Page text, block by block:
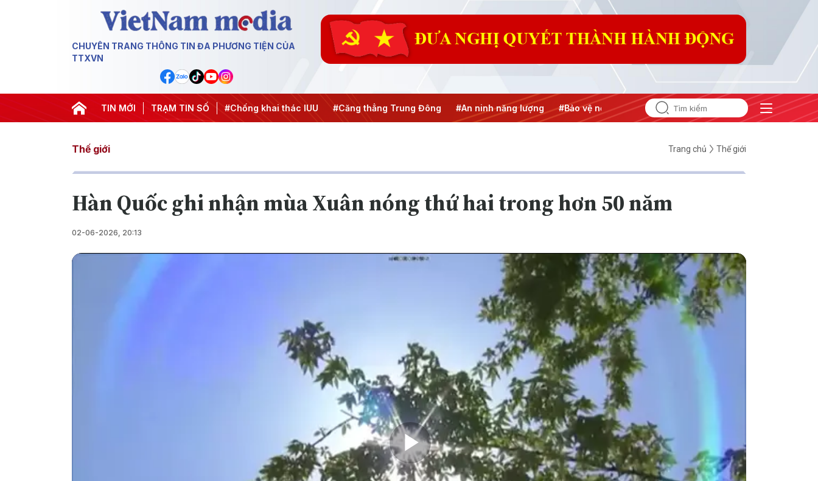
CHUYÊN TRANG THÔNG TIN ĐA PHƯƠNG TIỆN CỦA
TTXVN
TIN MỚI TRẠM TIN SỐ
#Chiến dịch 500 ngày đêm #Chống khai thác IUU #Căng thẳng Trung Đông #An ninh năng lượng #Bảo vệ nền tảng tư tưởng của Đảng #Hội nghị Trung ương 3
Thế giới Trang chủ Thế giới
Hàn Quốc ghi nhận mùa Xuân nóng thứ hai trong hơn 50 năm
02-06-2026, 20:13
Play